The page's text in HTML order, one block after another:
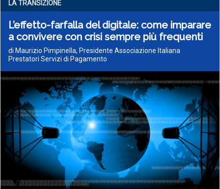
LA TRANSIZIONE
L’effetto-farfalla del digitale: come imparare
a convivere con crisi sempre più frequenti
di Maurizio Pimpinella, Presidente Associazione Italiana
Prestatori Servizi di Pagamento